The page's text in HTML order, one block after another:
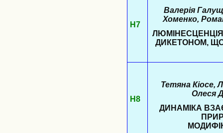
Н7
Валерія
Хоменко,
ДИКЕТОНОМ,
Н8
Тетяна Кіосе,
Олеся
ДИНАМІКА